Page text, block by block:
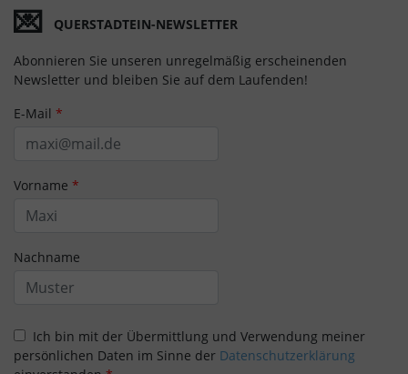
💌 QUERSTADTEIN-NEWSLETTER
Abonnieren Sie unseren unregelmäßig erscheinenden
Newsletter und bleiben Sie auf dem Laufenden!
E-Mail *
Vorname *
Nachname
Ich bin mit der Übermittlung und Verwendung meiner
persönlichen Daten im Sinne der Datenschutzerklärung